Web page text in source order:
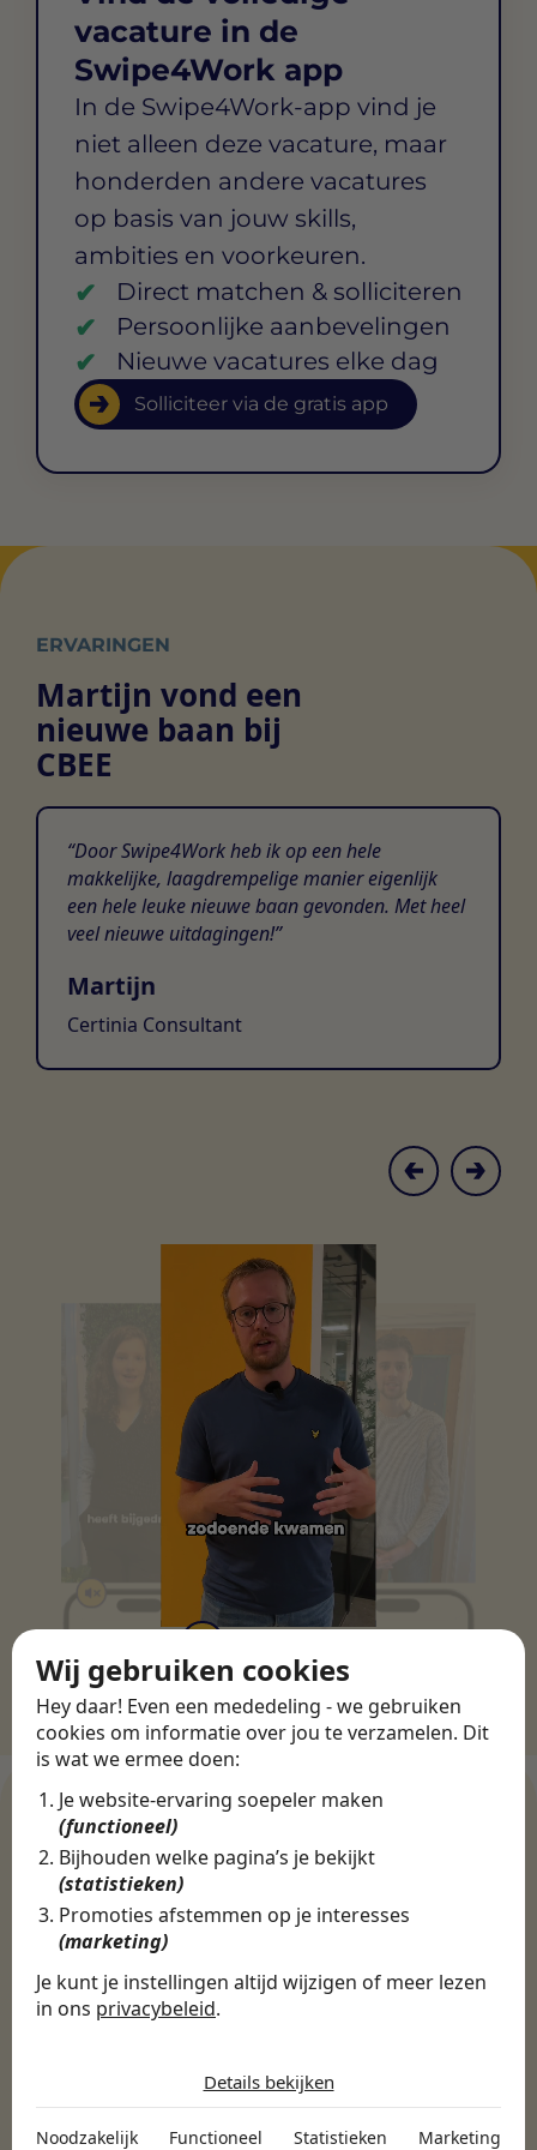
Wij gebruiken cookies
Hey daar! Even een mededeling - we gebruiken
cookies om informatie over jou te verzamelen. Dit
is wat we ermee doen:
Je website-ervaring soepeler maken
(functioneel)
Bijhouden welke pagina’s je bekijkt
(statistieken)
Promoties afstemmen op je interesses
(marketing)
Je kunt je instellingen altijd wijzigen of meer lezen
in ons privacybeleid.
Noodzakelijk
Noodzakelijke cookies helpen een website bruikbaar te
Details bekijken
Noodzakelijk Functioneel Statistieken Marketing
vacature in de
Swipe4Work app
In de Swipe4Work-app vind je
niet alleen deze vacature, maar
honderden andere vacatures
op basis van jouw skills,
ambities en voorkeuren.
Direct matchen & solliciteren
Persoonlijke aanbevelingen
Nieuwe vacatures elke dag
Solliciteer via de gratis app
ERVARINGEN
Martijn vond een
nieuwe baan bij
CBEE
Door Swipe4Work heb ik op een hele
makkelijke, laagdrempelige manier eigenlijk
een hele leuke nieuwe baan gevonden. Met heel
veel nieuwe uitdagingen!
Martijn
Certinia Consultant
WERKGEVERS
Ontdek meer dan 500+
werkgevers
Finance, HR & administratie
Onderwijs & Kinderopvang
Techniek, Productie, Logistiek & Groen